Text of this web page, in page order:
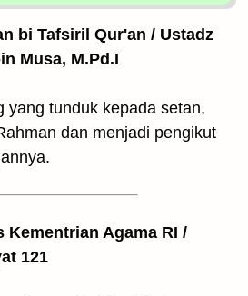
bi Tafsiril Qur'an / Ustadz
Musa, M.Pd.I
yang tunduk kepada setan,
dan menjadi pengikut
Kementrian Agama RI /
121